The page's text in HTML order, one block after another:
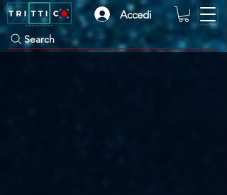
Accedi
Search